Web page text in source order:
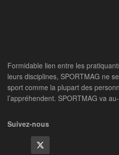
Formidable lien entre les
leurs disciplines, SPORTMAG ne
sport comme la plupart des
l’appréhendent. SPORTMAG va
Suivez-nous